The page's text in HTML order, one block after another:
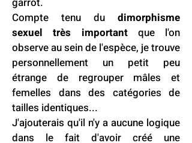
Compte tenu du dimorphisme
sexuel très importantque l'on
observe au sein de l'espèce, je trouve
personnellement un petit peu
étrange de regrouper mâles et
femelles dans des catégories de
tailles identiques...
J'ajouterais qu'il n'y a aucune logique
dans le fait d'avoir créé une